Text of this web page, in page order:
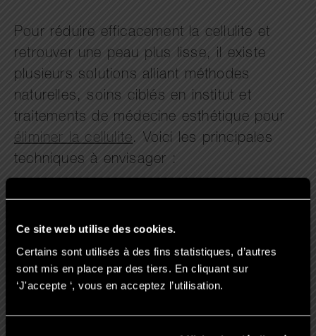
Ce site web utilise des cookies.
Certains sont utilisés à des fins statistiques, d’autres
sont mis en place par des tiers. En cliquant sur
‘J'accepte ‘, vous en acceptez l’utilisation.
Pour réduire efficacement la cellulite et
retrouver une peau plus lisse, il existe
plusieurs solutions alliant méthodes
naturelles, soins ciblés en institut et
traitements de médecine esthétique pour
éliminer la cellulite. Voici les principales
techniques à envisager :
L’utilisation de crèmes anti-cellulite :
Les formules contenant de la caféine,